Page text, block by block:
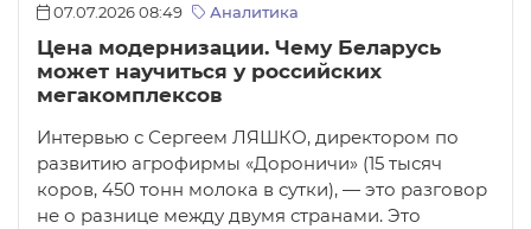
07.07.2026 08:49 Аналитика
Цена модернизации. Чему Беларусь
может научиться у российских
мегакомплексов
Интервью с Сергеем ЛЯШКО, директором по
развитию агрофирмы «Дороничи» (15 тысяч
коров, 450 тонн молока в сутки), — это разговор
не о разнице между двумя странами. Это